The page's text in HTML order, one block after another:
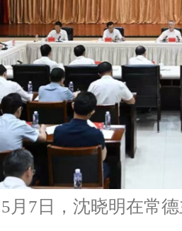
5月7日，沈晓明在常